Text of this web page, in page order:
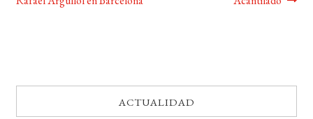
de
ACTUALIDAD